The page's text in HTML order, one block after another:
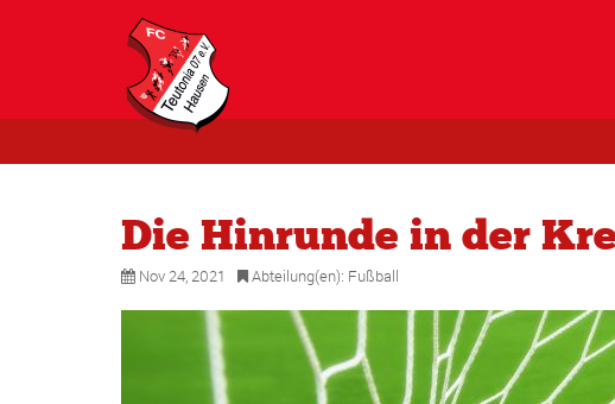
Die Hinrunde in der
Nov 24, 2021 Abteilung(en): Fußball